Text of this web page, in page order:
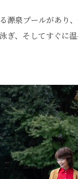
源泉プールがあり
、そしてすぐに